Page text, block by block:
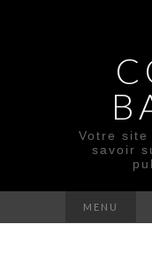
Votre
savoir
MENU